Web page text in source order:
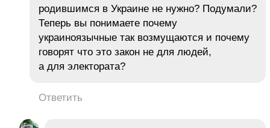
родившимся в Украине не нужно? Подумали?
Теперь вы понимаете почему
украиноязычные так возмущаются и почему
говорят что это закон не для людей,
а для электората?
Ответить